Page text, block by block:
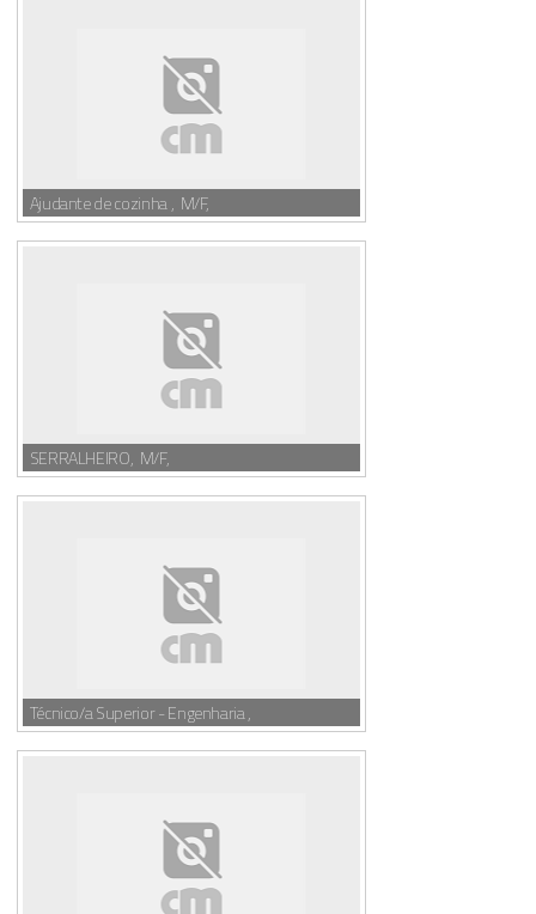
Ajudante de cozinha , M/F,
SERRALHEIRO, M/F,
Técnico/a Superior - Engenharia ,